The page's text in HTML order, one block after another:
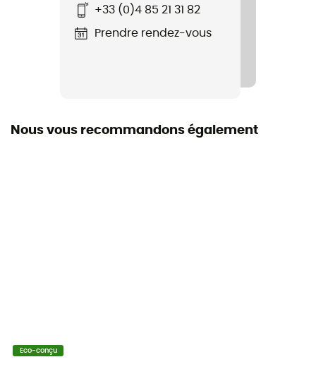
Manches
+33 (0)4 85 21 31 82
Prendre rendez-vous
Nous vous recommandons également
Eco-conçu